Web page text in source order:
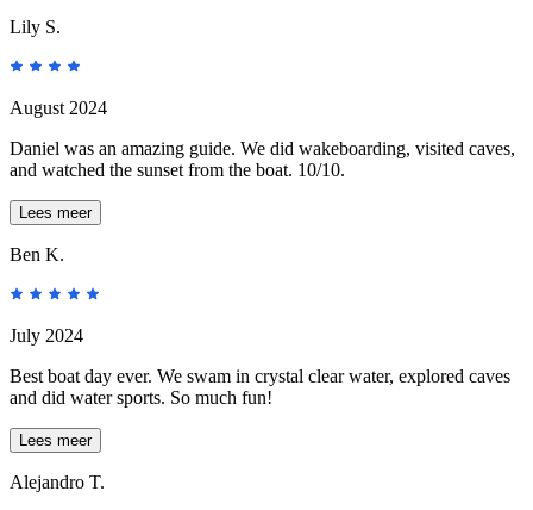
Lily S.
August 2024
Daniel was an amazing guide. We did wakeboarding, visited caves,
and watched the sunset from the boat. 10/10.
Lees meer
Ben K.
July 2024
Best boat day ever. We swam in crystal clear water, explored caves
and did water sports. So much fun!
Lees meer
Alejandro T.